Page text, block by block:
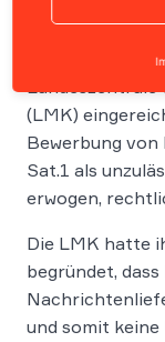
Der
Landeszentrale
(LMK)
Bewerbung
Sat.1 als
erwogen,
Die LMK hatte
begründet,
und somit keine